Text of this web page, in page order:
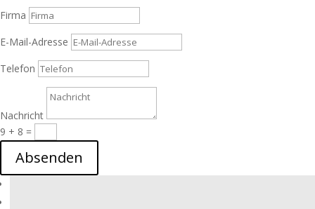
Firma
E-Mail-Adresse
Telefon
Nachricht
9 + 8 =
Absenden